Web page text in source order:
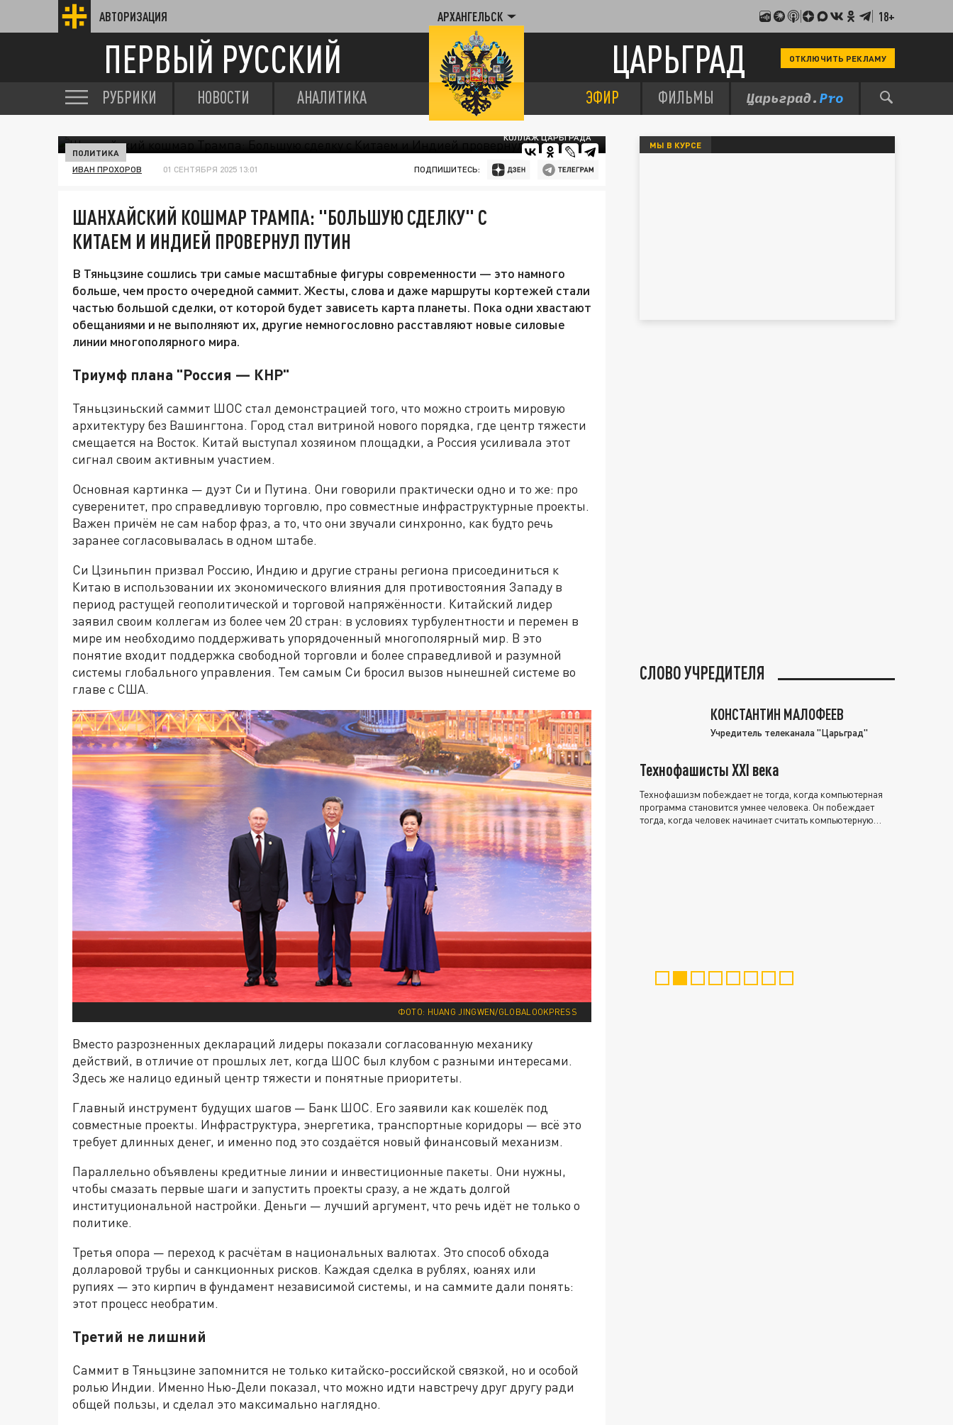
АВТОРИЗАЦИЯ АРХАНГЕЛЬСК 18+
ПЕРВЫЙ РУССКИЙ ЦАРЬГРАД ОТКЛЮЧИТЬ РЕКЛАМУ
РУБРИКИ НОВОСТИ АНАЛИТИКА ЭФИР ФИЛЬМЫ
КОЛЛАЖ ЦАРЬГРАДА
ПОЛИТИКА
ИВАН ПРОХОРОВ 01 СЕНТЯБРЯ 2025 13:01 ПОДПИШИТЕСЬ:
ШАНХАЙСКИЙ КОШМАР ТРАМПА: "БОЛЬШУЮ СДЕЛКУ" С
КИТАЕМ И ИНДИЕЙ ПРОВЕРНУЛ ПУТИН
В Тяньцзине сошлись три самые масштабные фигуры современности — это намного
больше, чем просто очередной саммит. Жесты, слова и даже маршруты кортежей стали
частью большой сделки, от которой будет зависеть карта планеты. Пока одни хвастают
обещаниями и не выполняют их, другие немногословно расставляют новые силовые
линии многополярного мира.
Триумф плана "Россия — КНР"
Тяньцзиньский саммит ШОС стал демонстрацией того, что можно строить мировую
архитектуру без Вашингтона. Город стал витриной нового порядка, где центр тяжести
смещается на Восток. Китай выступал хозяином площадки, а Россия усиливала этот
сигнал своим активным участием.
Основная картинка — дуэт Си и Путина. Они говорили практически одно и то же: про
суверенитет, про справедливую торговлю, про совместные инфраструктурные проекты.
Важен причём не сам набор фраз, а то, что они звучали синхронно, как будто речь
заранее согласовывалась в одном штабе.
Си Цзиньпин призвал Россию, Индию и другие страны региона присоединиться к
Китаю в использовании их экономического влияния для противостояния Западу в
период растущей геополитической и торговой напряжённости. Китайский лидер
заявил своим коллегам из более чем 20 стран: в условиях турбулентности и перемен в
мире им необходимо поддерживать упорядоченный многополярный мир. В это
понятие входит поддержка свободной торговли и более справедливой и разумной
системы глобального управления. Тем самым Си бросил вызов нынешней системе во
главе с США.
ФОТО: HUANG JINGWEN/GLOBALOOKPRESS
Вместо разрозненных деклараций лидеры показали согласованную механику
действий, в отличие от прошлых лет, когда ШОС был клубом с разными интересами.
Здесь же налицо единый центр тяжести и понятные приоритеты.
Главный инструмент будущих шагов — Банк ШОС. Его заявили как кошелёк под
совместные проекты. Инфраструктура, энергетика, транспортные коридоры — всё это
требует длинных денег, и именно под это создаётся новый финансовый механизм.
Параллельно объявлены кредитные линии и инвестиционные пакеты. Они нужны,
чтобы смазать первые шаги и запустить проекты сразу, а не ждать долгой
институциональной настройки. Деньги — лучший аргумент, что речь идёт не только о
политике.
Третья опора — переход к расчётам в национальных валютах. Это способ обхода
долларовой трубы и санкционных рисков. Каждая сделка в рублях, юанях или
рупиях — это кирпич в фундамент независимой системы, и на саммите дали понять:
этот процесс необратим.
Третий не лишний
Саммит в Тяньцзине запомнится не только китайско-российской связкой, но и особой
ролью Индии. Именно Нью-Дели показал, что можно идти навстречу друг другу ради
общей пользы, и сделал это максимально наглядно.
МЫ В КУРСЕ
СЛОВО УЧРЕДИТЕЛЯ
КОНСТАНТИН МАЛОФЕЕВ
Учредитель телеканала "Царьград"
Технофашисты XXI века
Технофашизм побеждает не тогда, когда компьютерная
программа становится умнее человека. Он побеждает
тогда, когда человек начинает считать компьютерную